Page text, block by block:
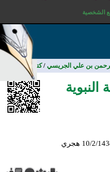
الشخصية
بن علي الجريسي / كتب
النبوية